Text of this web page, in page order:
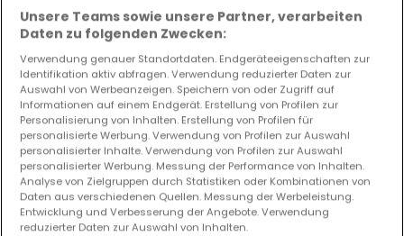
Bitte ändern Sie Ihre Suche und versuchen Sie
es erneut
Top Suchaufträge
Immobilienanbieter in Oberfeulen
Immobilienbewertung
Unsere Teams sowie unsere Partner, verarbeiten
Daten zu folgenden Zwecken:
Verwendung genauer Standortdaten. Endgeräteeigenschaften zur
Identifikation aktiv abfragen. Verwendung reduzierter Daten zur
Auswahl von Werbeanzeigen. Speichern von oder Zugriff auf
Informationen auf einem Endgerät. Erstellung von Profilen zur
Personalisierung von Inhalten. Erstellung von Profilen für
personalisierte Werbung. Verwendung von Profilen zur Auswahl
personalisierter Inhalte. Verwendung von Profilen zur Auswahl
personalisierter Werbung. Messung der Performance von Inhalten.
Analyse von Zielgruppen durch Statistiken oder Kombinationen von
Daten aus verschiedenen Quellen. Messung der Werbeleistung.
Entwicklung und Verbesserung der Angebote. Verwendung
reduzierter Daten zur Auswahl von Inhalten.